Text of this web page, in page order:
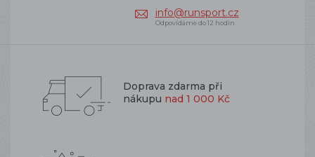
info@runsport.cz
Odpovídáme do 12 hodin
Doprava zdarma při
nákupu nad 1 000 Kč